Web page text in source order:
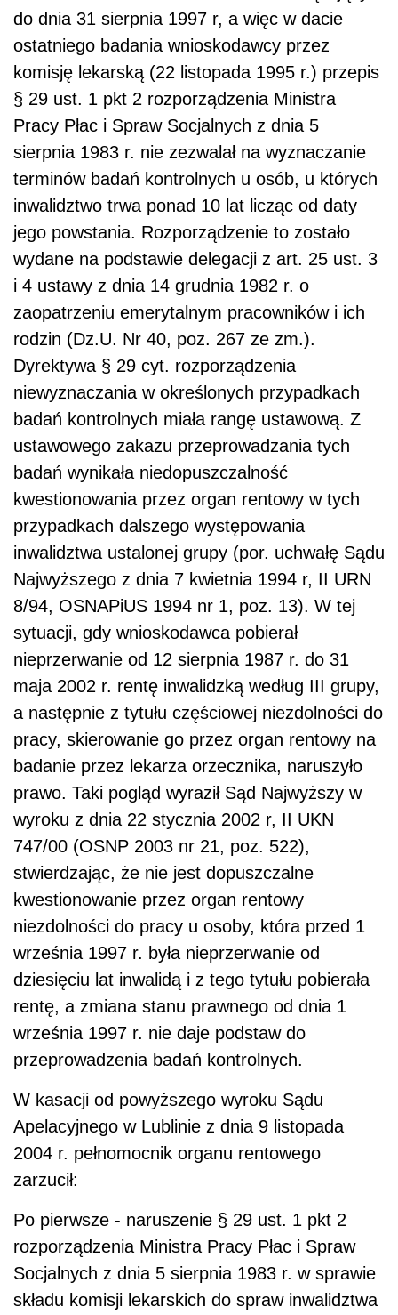
do dnia 31 sierpnia 1997 r, a więc w dacie
ostatniego badania wnioskodawcy przez
komisję lekarską (22 listopada 1995 r.) przepis
§ 29 ust. 1 pkt 2 rozporządzenia Ministra
Pracy Płac i Spraw Socjalnych z dnia 5
sierpnia 1983 r. nie zezwalał na wyznaczanie
terminów badań kontrolnych u osób, u których
inwalidztwo trwa ponad 10 lat licząc od daty
jego powstania. Rozporządzenie to zostało
wydane na podstawie delegacji z art. 25 ust. 3
i 4 ustawy z dnia 14 grudnia 1982 r. o
zaopatrzeniu emerytalnym pracowników i ich
rodzin (Dz.U. Nr 40, poz. 267 ze zm.).
Dyrektywa § 29 cyt. rozporządzenia
niewyznaczania w określonych przypadkach
badań kontrolnych miała rangę ustawową. Z
ustawowego zakazu przeprowadzania tych
badań wynikała niedopuszczalność
kwestionowania przez organ rentowy w tych
przypadkach dalszego występowania
inwalidztwa ustalonej grupy (por. uchwałę Sądu
Najwyższego z dnia 7 kwietnia 1994 r, II URN
8/94, OSNAPiUS 1994 nr 1, poz. 13). W tej
sytuacji, gdy wnioskodawca pobierał
nieprzerwanie od 12 sierpnia 1987 r. do 31
maja 2002 r. rentę inwalidzką według III grupy,
a następnie z tytułu częściowej niezdolności do
pracy, skierowanie go przez organ rentowy na
badanie przez lekarza orzecznika, naruszyło
prawo. Taki pogląd wyraził Sąd Najwyższy w
wyroku z dnia 22 stycznia 2002 r, II UKN
747/00 (OSNP 2003 nr 21, poz. 522),
stwierdzając, że nie jest dopuszczalne
kwestionowanie przez organ rentowy
niezdolności do pracy u osoby, która przed 1
września 1997 r. była nieprzerwanie od
dziesięciu lat inwalidą i z tego tytułu pobierała
rentę, a zmiana stanu prawnego od dnia 1
września 1997 r. nie daje podstaw do
przeprowadzenia badań kontrolnych.
W kasacji od powyższego wyroku Sądu
Apelacyjnego w Lublinie z dnia 9 listopada
2004 r. pełnomocnik organu rentowego
zarzucił:
Po pierwsze - naruszenie § 29 ust. 1 pkt 2
rozporządzenia Ministra Pracy Płac i Spraw
Socjalnych z dnia 5 sierpnia 1983 r. w sprawie
składu komisji lekarskich do spraw inwalidztwa